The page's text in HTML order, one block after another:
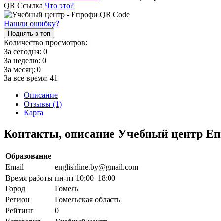
QR Ссылка Что это?
Нашли ошибку?
Поднять в топ
Количество просмотров:
За сегодня: 0
За неделю: 0
За месяц: 0
За все время: 41
Описание
Отзывы (1)
Карта
Контакты, описание Учебный центр
Образование
Email
englishline.by@gmail.com
Время работы пн-пт 10:00–18:00
Город
Гомель
Регион
Гомельская область
Рейтинг
0